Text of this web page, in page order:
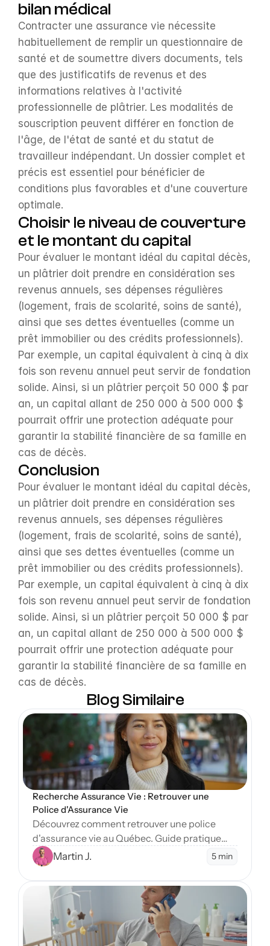
bilan médical
Contracter une assurance vie nécessite
habituellement de remplir un questionnaire de
santé et de soumettre divers documents, tels
que des justificatifs de revenus et des
informations relatives à l'activité
professionnelle de plâtrier. Les modalités de
souscription peuvent différer en fonction de
l'âge, de l'état de santé et du statut de
travailleur indépendant. Un dossier complet et
précis est essentiel pour bénéficier de
conditions plus favorables et d'une couverture
optimale.
Choisir le niveau de couverture
et le montant du capital
Pour évaluer le montant idéal du capital décès,
un plâtrier doit prendre en considération ses
revenus annuels, ses dépenses régulières
(logement, frais de scolarité, soins de santé),
ainsi que ses dettes éventuelles (comme un
prêt immobilier ou des crédits professionnels).
Par exemple, un capital équivalent à cinq à dix
fois son revenu annuel peut servir de fondation
solide. Ainsi, si un plâtrier perçoit 50 000 $ par
an, un capital allant de 250 000 à 500 000 $
pourrait offrir une protection adéquate pour
garantir la stabilité financière de sa famille en
cas de décès.
Conclusion
Pour évaluer le montant idéal du capital décès,
un plâtrier doit prendre en considération ses
revenus annuels, ses dépenses régulières
(logement, frais de scolarité, soins de santé),
ainsi que ses dettes éventuelles (comme un
prêt immobilier ou des crédits professionnels).
Par exemple, un capital équivalent à cinq à dix
fois son revenu annuel peut servir de fondation
solide. Ainsi, si un plâtrier perçoit 50 000 $ par
an, un capital allant de 250 000 à 500 000 $
pourrait offrir une protection adéquate pour
garantir la stabilité financière de sa famille en
cas de décès.
Blog Similaire
Blog
Recherche Assurance Vie : Retrouver une
Police d'Assurance Vie
Découvrez comment retrouver une police
d'assurance vie au Québec. Guide pratique
pour localiser des assurances non réclamées
et comprendre le rôle de l'OAP dans vos
recherches.
Martin J. 5 min
Blog